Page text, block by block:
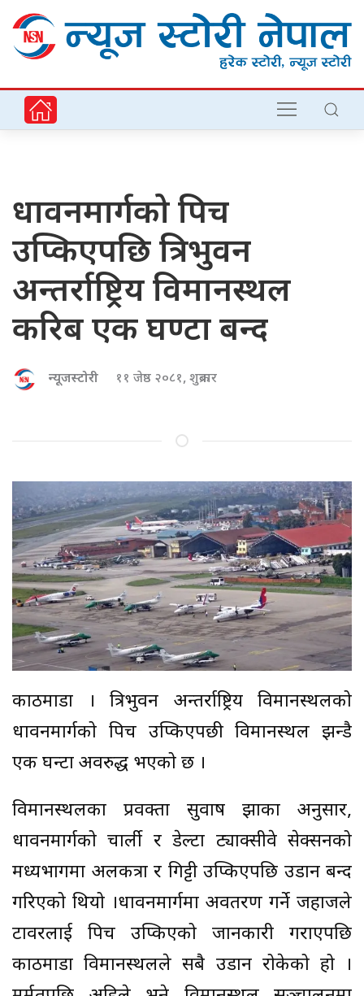
धावनमार्गको पिच
उप्किएपछि त्रिभुवन
अन्तर्राष्ट्रिय विमानस्थल
करिब एक घण्टा बन्द
न्यूजस्टोरी ११ जेष्ठ २०८१, शुक्रबार
काठमाडौं । त्रिभुवन अन्तर्राष्ट्रिय विमानस्थलको
धावनमार्गको पिच उप्किएपछी विमानस्थल झन्डै
एक घन्टा अवरुद्ध भएको छ ।
विमानस्थलका प्रवक्ता सुवाष झाका अनुसार,
धावनमार्गको चार्ली र डेल्टा ट्याक्सीवे सेक्सनको
मध्यभागमा अलकत्रा र गिट्टी उप्किएपछि उडान बन्द
गरिएको थियो ।धावनमार्गमा अवतरण गर्ने जहाजले
टावरलाई पिच उप्किएको जानकारी गराएपछि
काठमाडौं विमानस्थलले सबै उडान रोकेको हो ।